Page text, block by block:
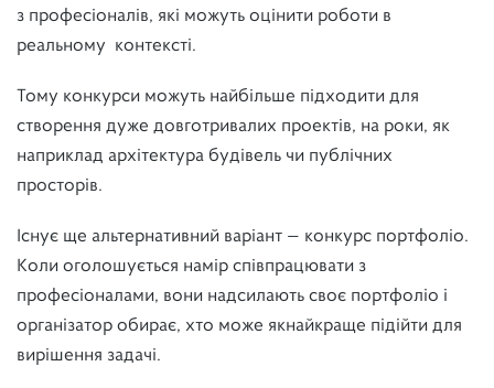
з професіоналів, які можуть оцінити роботи в
реальному контексті.
Тому конкурси можуть найбільше підходити для
створення дуже довготривалих проектів, на роки, як
наприклад архітектура будівель чи публічних
просторів.
Існує ще альтернативний варіант — конкурс портфоліо.
Коли оголошується намір співпрацювати з
професіоналами, вони надсилають своє портфоліо і
організатор обирає, хто може якнайкраще підійти для
вирішення задачі.